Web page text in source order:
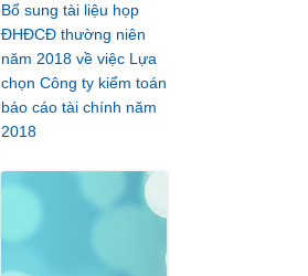
Bổ sung tài liệu họp
ĐHĐCĐ thường niên
năm 2018 về việc Lựa
chọn Công ty kiểm toán
báo cáo tài chính năm
2018